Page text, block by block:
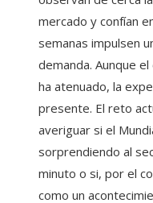
mercado y confían
semanas impulsen
demanda. Aunque
ha atenuado, la
presente. El reto
averiguar si el
sorprendiendo al
minuto o si, por el
como un